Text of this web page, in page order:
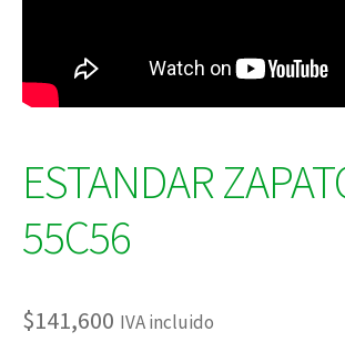
ESTANDAR
55C56
$141,600 IVA incluido